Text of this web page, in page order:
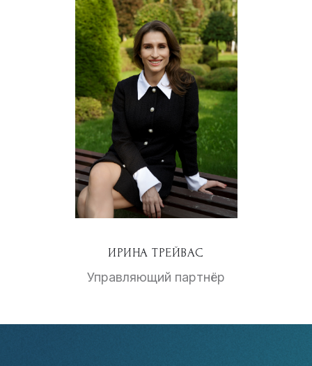
ИРИНА ТРЕЙВАС
Управляющий партнёр